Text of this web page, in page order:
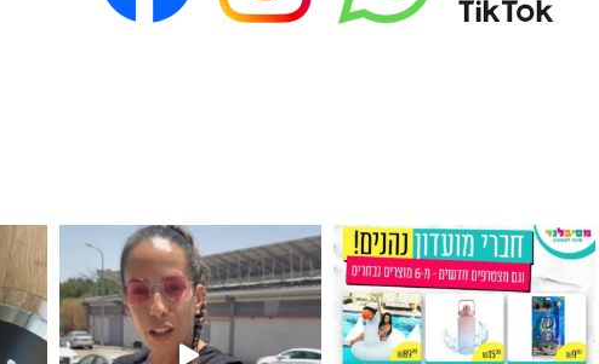
מין העובר רק במסיבלנד !! קיים
כוס נירוסטה ענקית שכול אחד צריך! קיימת באתר ובסני
המוצר הכי מבוקש שלנו